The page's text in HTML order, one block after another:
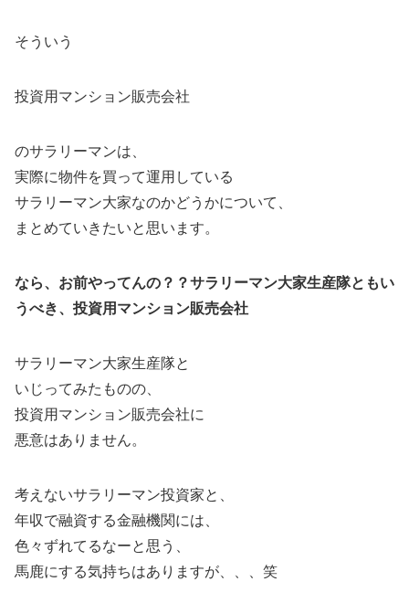
そういう
投資用マンション販売会社
のサラリーマンは、
実際に物件を買って運用している
サラリーマン大家なのかどうかについて、
まとめていきたいと思います。
なら、お前やってんの？？サラリーマン大家生産隊ともい
うべき、投資用マンション販売会社
サラリーマン大家生産隊と
いじってみたものの、
投資用マンション販売会社に
悪意はありません。
考えないサラリーマン投資家と、
年収で融資する金融機関には、
色々ずれてるなーと思う、
馬鹿にする気持ちはありますが、、、笑